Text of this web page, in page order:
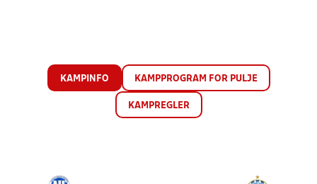
KAMPINFO KAMPPROGRAM FOR PULJE
KAMPREGLER